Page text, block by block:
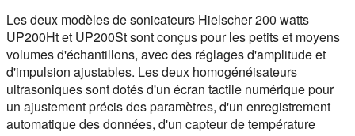
Les deux modèles de sonicateurs Hielscher 200 watts
UP200Ht et UP200St sont conçus pour les petits et moyens
volumes d'échantillons, avec des réglages d'amplitude et
d'impulsion ajustables. Les deux homogénéisateurs
ultrasoniques sont dotés d'un écran tactile numérique pour
un ajustement précis des paramètres, d'un enregistrement
automatique des données, d'un capteur de température